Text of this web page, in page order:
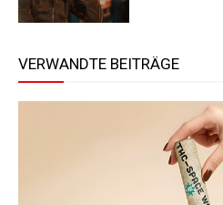
VERWANDTE BEITRÄGE